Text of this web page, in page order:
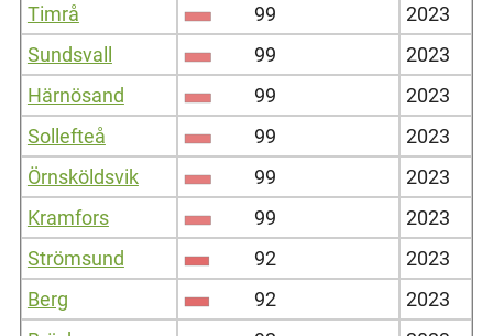
Timrå
99
2023
Sundsvall
99
2023
Härnösand
99
2023
Sollefteå
99
2023
Örnsköldsvik
99
2023
Kramfors
99
2023
Strömsund
92
2023
Berg
92
2023